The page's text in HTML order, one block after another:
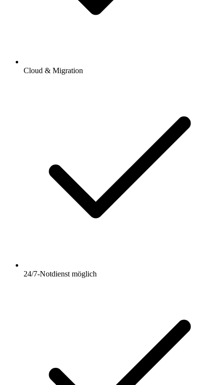
Cloud & Migration
24/7-Notdienst möglich